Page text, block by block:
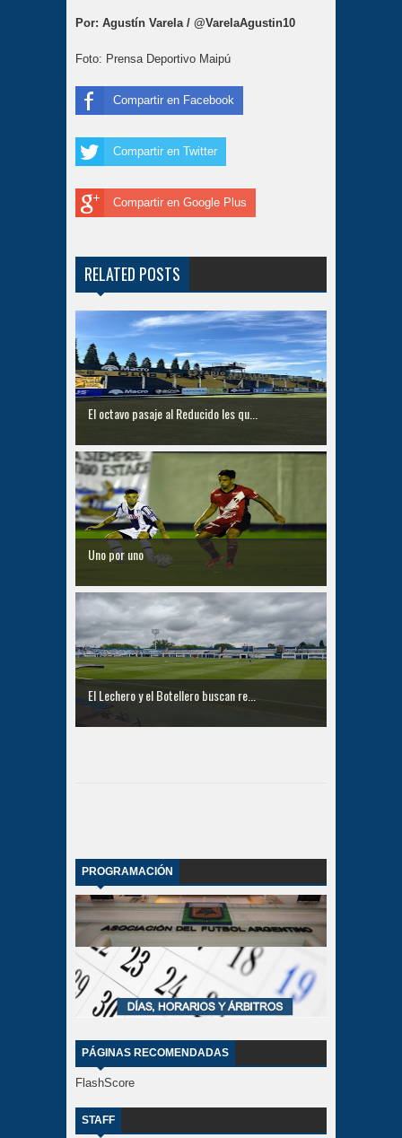
Por: Agustín Varela / @VarelaAgustin10
Foto: Prensa Deportivo Maipú
Compartir en Facebook
Compartir en Twitter
Compartir en Google Plus
RELATED POSTS
El octavo pasaje al Reducido les qu...
Uno por uno
El Lechero y el Botellero buscan re...
PROGRAMACIÓN
PÁGINAS RECOMENDADAS
FlashScore
STAFF